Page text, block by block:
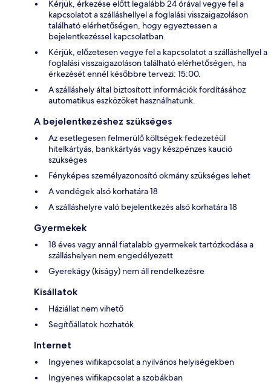
Kérjük, érkezése előtt legalább 24 órával vegye fel a
kapcsolatot a szálláshellyel a foglalási visszaigazoláson
található elérhetőségen, hogy egyeztessen a
bejelentkezéssel kapcsolatban.
Kérjük, előzetesen vegye fel a kapcsolatot a szálláshellyel a
foglalási visszaigazoláson található elérhetőségen, ha
érkezését ennél későbbre tervezi: 15:00.
A szálláshely által biztosított információk fordításához
automatikus eszközöket használhatunk.
A bejelentkezéshez szükséges
Az esetlegesen felmerülő költségek fedezetéül
hitelkártyás, bankkártyás vagy készpénzes kaució
szükséges
Fényképes személyazonosító okmány szükséges lehet
A vendégek alsó korhatára 18
A szálláshelyre való bejelentkezés alsó korhatára 18
Gyermekek
18 éves vagy annál fiatalabb gyermekek tartózkodása a
szálláshelyen nem engedélyezett
Gyerekágy (kiságy) nem áll rendelkezésre
Kisállatok
Háziállat nem vihető
Segítőállatok hozhatók
Internet
Ingyenes wifikapcsolat a nyilvános helyiségekben
Ingyenes wifikapcsolat a szobákban